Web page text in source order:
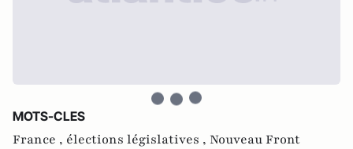
MOTS-CLES
France , élections législatives , Nouveau Front